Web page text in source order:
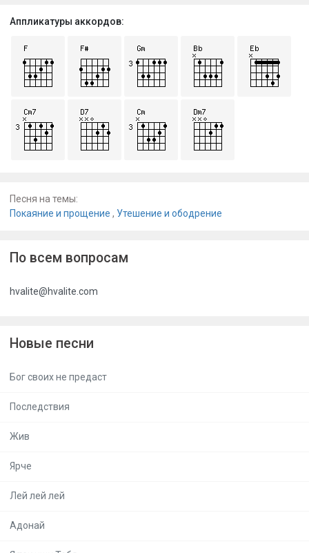
Аппликатуры аккордов:
Песня на темы:
Покаяние и прощение , Утешение и ободрение
По всем вопросам
hvalite@hvalite.com
Новые песни
Бог своих не предаст
Последствия
Жив
Ярче
Лей лей лей
Адонай